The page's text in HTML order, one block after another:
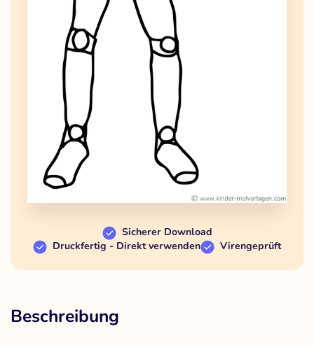
Sicherer Download
Druckfertig - Direkt verwenden
Virengeprüft
Beschreibung